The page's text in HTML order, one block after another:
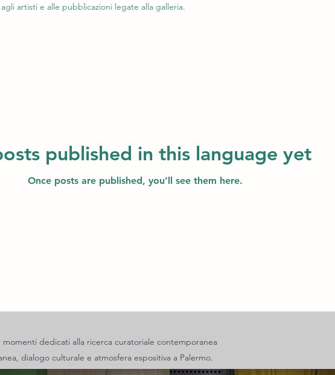
agli artisti e alle pubblicazioni legate alla galleria.
published in this language yet
Once posts are published, you’ll see them here.
dedicati alla ricerca curatoriale contemporanea
dialogo culturale e atmosfera espositiva a Palermo.